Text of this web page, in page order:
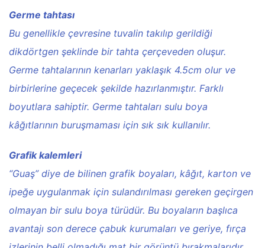
Germe tahtası
Bu genellikle çevresine tuvalin takılıp gerildiği
dikdörtgen şeklinde bir tahta çerçeveden oluşur.
Germe tahtalarının kenarları yaklaşık 4.5cm olur ve
birbirlerine geçecek şekilde hazırlanmıştır. Farklı
boyutlara sahiptir. Germe tahtaları sulu boya
kâğıtlarının buruşmaması için sık sık kullanılır.
Grafik kalemleri
“Guaş” diye de bilinen grafik boyaları, kâğıt, karton ve
ipeğe uygulanmak için sulandırılması gereken geçirgen
olmayan bir sulu boya türüdür. Bu boyaların başlıca
avantajı son derece çabuk kurumaları ve geriye, fırça